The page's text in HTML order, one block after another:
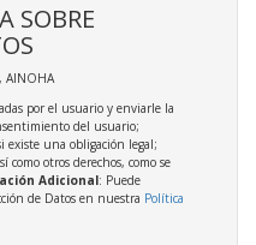
SOBRE
AINOHA
por el usuario y enviarle la
del usuario;
existe una obligación legal;
como otros derechos, como se
Adicional: Puede
de Datos en nuestra Política